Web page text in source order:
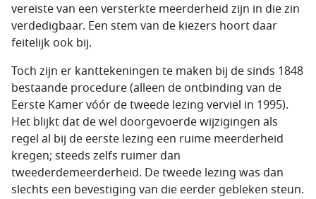
vereiste van een versterkte meerderheid zijn in die zin
verdedigbaar. Een stem van de kiezers hoort daar
feitelijk ook bij.
Toch zijn er kanttekeningen te maken bij de sinds 1848
bestaande procedure (alleen de ontbinding van de
Eerste Kamer vóór de tweede lezing verviel in 1995).
Het blijkt dat de wel doorgevoerde wijzigingen als
regel al bij de eerste lezing een ruime meerderheid
kregen; steeds zelfs ruimer dan
tweederdemeerderheid. De tweede lezing was dan
slechts een bevestiging van die eerder gebleken steun.